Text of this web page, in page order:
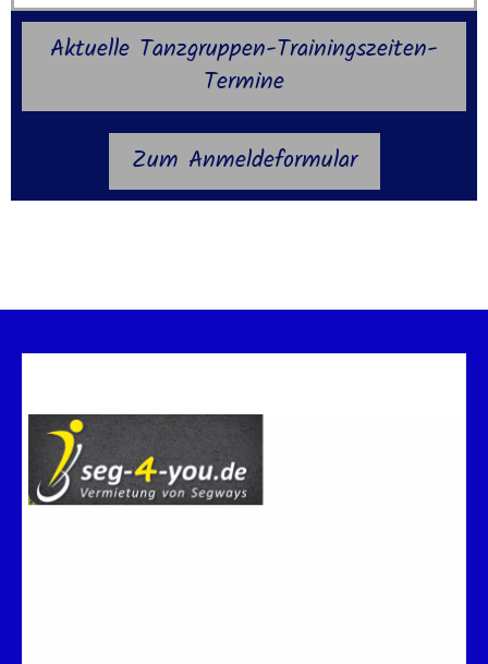
Aktuelle Tanzgruppen-Trainingszeiten-
Termine
Zum Anmeldeformular